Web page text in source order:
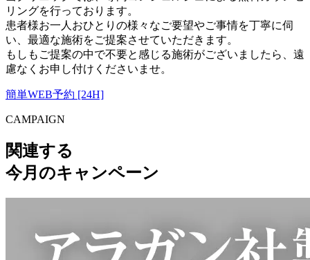
リングを行っております。
患者様お一人おひとりの様々なご要望やご事情を丁寧に伺
い、最適な施術をご提案させていただきます。
もしもご提案の中で不要と感じる施術がございましたら、遠
慮なくお申し付けくださいませ。
簡単WEB予約 [24H]
CAMPAIGN
関連する
今月のキャンペーン